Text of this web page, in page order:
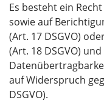
Es besteht ein
sowie auf
(Art. 17 DSGVO)
(Art. 18 DSGVO)
auf Widerspruch
DSGVO).